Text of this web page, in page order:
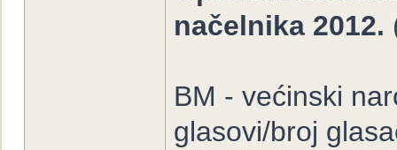
načelnika 2012.
BM - većinski
glasovi/broj